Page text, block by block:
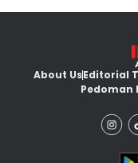
About UsEditorial
Pedoman